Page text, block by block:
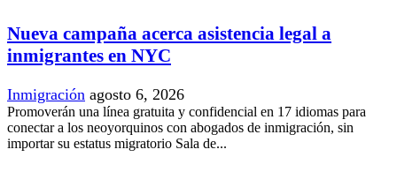
Nueva campaña acerca asistencia legal a
inmigrantes en NYC
Inmigración agosto 6, 2026
Promoverán una línea gratuita y confidencial en 17 idiomas para
conectar a los neoyorquinos con abogados de inmigración, sin
importar su estatus migratorio Sala de...